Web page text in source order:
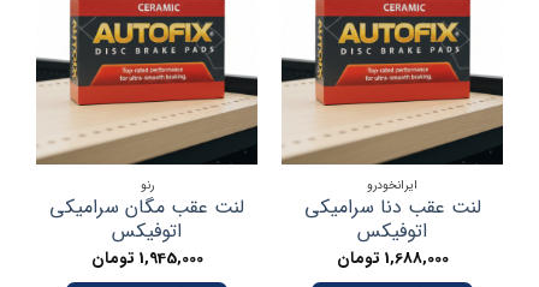
ایرانخودرو
لنت عقب دنا سرامیکی
اتوفیکس
1,688,000تومان
لنت عقب مگان سرامیکی
اتوفیکس
1,945,000تومان